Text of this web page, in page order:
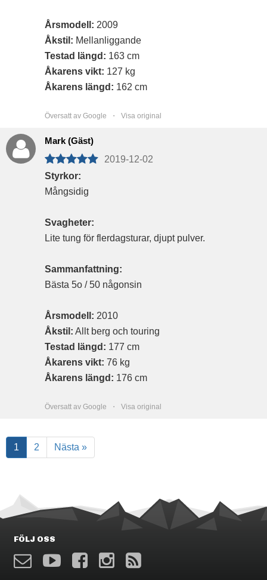
Årsmodell: 2009
Åkstil: Mellanliggande
Testad längd: 163 cm
Åkarens vikt: 127 kg
Åkarens längd: 162 cm
Översatt av Google ・ Visa original
Mark (Gäst)
2019-12-02
Styrkor:
Mångsidig
Svagheter:
Lite tung för flerdagsturar, djupt pulver.
Sammanfattning:
Bästa 5o / 50 någonsin
Årsmodell: 2010
Åkstil: Allt berg och touring
Testad längd: 177 cm
Åkarens vikt: 76 kg
Åkarens längd: 176 cm
Översatt av Google ・ Visa original
1 2 Nästa »
FÖLJ OSS